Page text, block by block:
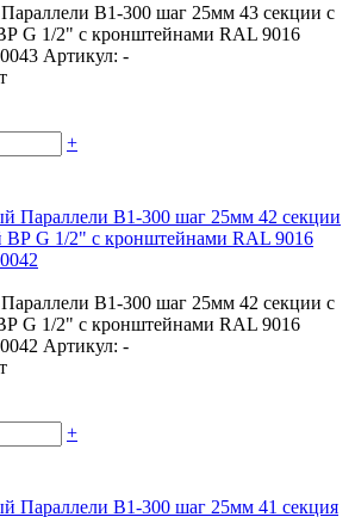
В1-300 шаг 25мм 43 секции с
G 1/2" с кронштейнами RAL 9016
Артикул: -
+
В1-300 шаг 25мм 42 секции с
G 1/2" с кронштейнами RAL 9016
Артикул: -
+